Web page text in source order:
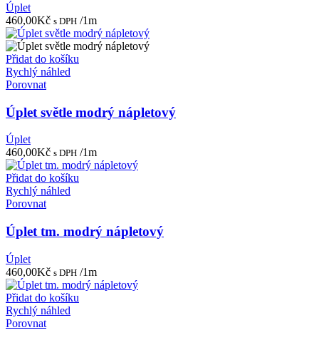
Úplet
460,00Kč s DPH /1m
Přidat do košíku
Rychlý náhled
Porovnat
Úplet světle modrý nápletový
Úplet
460,00Kč s DPH /1m
Přidat do košíku
Rychlý náhled
Porovnat
Úplet tm. modrý nápletový
Úplet
460,00Kč s DPH /1m
Přidat do košíku
Rychlý náhled
Porovnat